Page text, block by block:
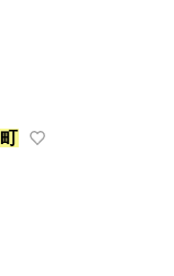
町